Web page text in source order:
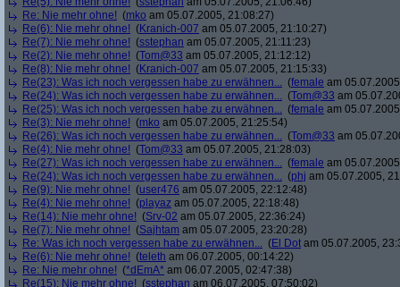
Re: Nie mehr ohne! (mko am 05.07.2005, 21:08:27)
Re(6): Nie mehr ohne! (Kranich-007 am 05.07.2005, 21:10:27)
Re(7): Nie mehr ohne! (sstephan am 05.07.2005, 21:11:23)
Re(2): Nie mehr ohne! (Tom@33 am 05.07.2005, 21:12:12)
Re(8): Nie mehr ohne! (Kranich-007 am 05.07.2005, 21:15:33)
Re(23): Was ich noch vergessen habe zu erwähnen... (female am
Re(24): Was ich noch vergessen habe zu erwähnen... (Tom@33 am
Re(25): Was ich noch vergessen habe zu erwähnen... (female am
Re(3): Nie mehr ohne! (mko am 05.07.2005, 21:25:54)
Re(26): Was ich noch vergessen habe zu erwähnen... (Tom@33 am
Re(4): Nie mehr ohne! (Tom@33 am 05.07.2005, 21:28:03)
Re(27): Was ich noch vergessen habe zu erwähnen... (female am
Re(24): Was ich noch vergessen habe zu erwähnen... (phj am 05.07.2005,
Re(9): Nie mehr ohne! (user476 am 05.07.2005, 22:12:48)
Re(4): Nie mehr ohne! (playaz am 05.07.2005, 22:18:48)
Re(14): Nie mehr ohne! (Srv-02 am 05.07.2005, 22:36:24)
Re(7): Nie mehr ohne! (Sajhtam am 05.07.2005, 23:20:28)
Re: Was ich noch vergessen habe zu erwähnen... (El Dot am 05.07.2005,
Re(6): Nie mehr ohne! (teleth am 06.07.2005, 00:14:22)
Re: Nie mehr ohne! (*dEmA* am 06.07.2005, 02:47:38)
Re(15): Nie mehr ohne! (sstephan am 06.07.2005, 07:50:02)